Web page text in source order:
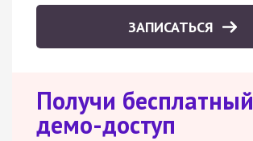
ЗАПИСАТЬСЯ
Получи бесплатный
демо-доступ